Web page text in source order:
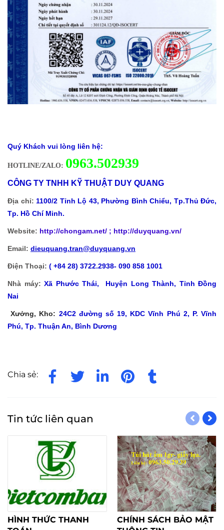
Quý Khách vui lòng liên hệ:
HOTLINE/ZALO: 0963.502939
CÔNG TY TNHH KỸ THUẬT DUY QUANG
Địa chỉ: 1100/2 Tỉnh Lộ 43, Phường Bình Chiểu, Tp.Thủ Đức,
Tp. Hồ Chí Minh.
Website: http://chongam.net/ ; http://duyquang.vn/
Email: dieuquang.tran@duyquang.vn
Điện Thoại: ( +84 28) 3722.2938- 090 858 1001
Nhà máy: Xã Phước Thái, Huyện Long Thành, Tỉnh Đồng
Nai
Xưởng, Kho: 24C2 đường số 19, KDC Vĩnh Phú 2, P. Vĩnh
Phú, Tp. Thuận An, Bình Dương
Chia sẻ:
Tin tức liên quan
HÌNH THỨC THANH
CHÍNH SÁCH BẢO MẬT